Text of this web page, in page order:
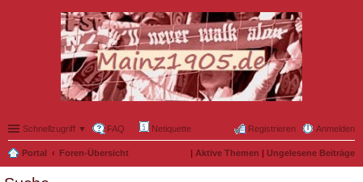
Schnellzugriff ▼ FAQ Netiquette Anmelden
Registrieren
Portal Foren-Übersicht | Aktive Themen | Ungelesene Beiträge